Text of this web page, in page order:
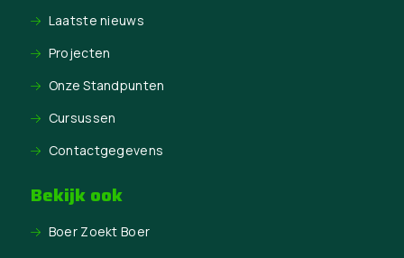
Laatste nieuws
Projecten
Onze Standpunten
Cursussen
Contactgegevens
Bekijk ook
Boer Zoekt Boer